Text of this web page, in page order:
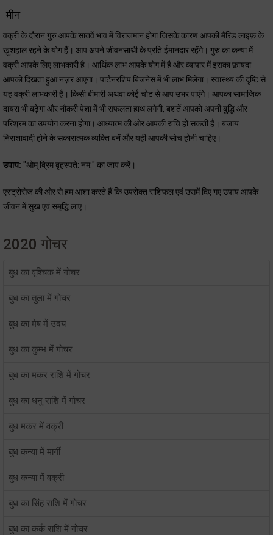
मीन
वक्री के दौरान गुरु आपके सातवें भाव में विराजमान होगा जिसके कारण आपकी मैरिड लाइफ़ के
ख़ुशहाल रहने के योग हैं। आप अपने जीवनसाथी के प्रति ईमानदार रहेंगे। गुरु का कन्या में
वक्री आपके लिए लाभकारी है। आर्थिक लाभ आपके योग में है और व्यापार में इसका फ़ायदा
आपको दिखता हुआ नज़र आएगा। पार्टनरशिप बिजनेस में भी लाभ मिलेगा। स्वास्थ्य की दृष्टि से
यह वक्री लाभकारी है। किसी बीमारी अथवा कोई चोट से आप उभर पाएंगे। आपका सामाजिक
दायरा भी बढ़ेगा और नौकरी पेशा में भी सफलता हाथ लगेगी, बशर्ते आपको अपनी बुद्धि और
परिश्रम का उपयोग करना होगा। आध्यात्म की ओर आपकी रुचि हो सकती है। बजाय
निराशावादी होने के सकारात्मक व्यक्ति बनें और यही आपकी सोच होनी चाहिए।
उपाय: "ओम् ब्रिम बृहस्पते: नम:" का जाप करें।
एस्ट्रोसेज की ओर से हम आशा करते हैं कि उपरोक्त राशिफल एवं उसमें दिए गए उपाय आपके
जीवन में सुख एवं समृद्धि लाए।
2020 गोचर
बुध का वृश्चिक में गोचर
बुध का तुला में गोचर
बुध का मेष में उदय
बुध का कुम्भ में गोचर
बुध का मकर राशि में गोचर
बुध का धनु राशि में गोचर
बुध मकर में वक्री
बुध कन्या में मार्गी
बुध कन्या में वक्री
बुध का सिंह राशि में गोचर
बुध का कर्क राशि में गोचर